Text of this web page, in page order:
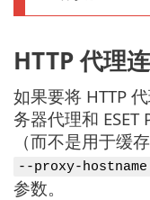
HTTP 代理
如果要将 HTTP
务器代理和 ESET
（而不是用于缓
--proxy-hostname
参数。